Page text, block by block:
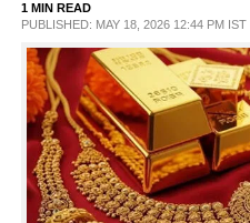
LIFESTYLE
SPIRITUAL
INFO+
ART
1 MIN READ
PUBLISHED: MAY 18, 2026 12:44 PM IST